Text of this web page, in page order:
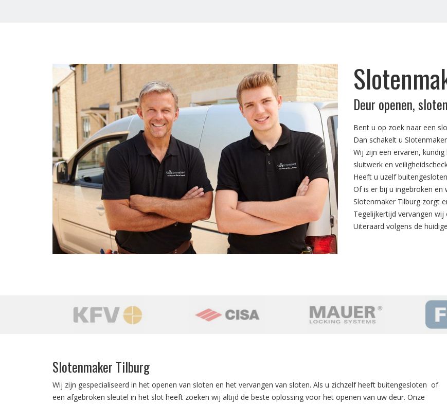
Deur openen,
Bent u op zoek naar een
Dan schakelt u
Wij zijn een ervaren,
sluitwerk en
Heeft u uzelf
Of is er bij u ingebroken en
Slotenmaker Tilburg zorgt
Tegelijkertijd vervangen wij
Uiteraard volgens de
Slotenmaker Tilburg
Wij zijn gespecialiseerd in het openen van sloten en het vervangen van sloten. Als u zichzelf heeft buitengesloten of
een afgebroken sleutel in het slot heeft zoeken wij altijd de beste oplossing voor het openen van uw deur. Onze